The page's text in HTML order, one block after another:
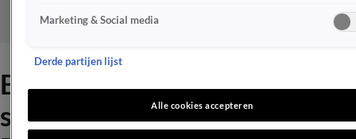
Eerste beelden nieuw
survivalprogramma No Way
Marketing & Social media
Derde partijen lijst
Alle cookies accepteren